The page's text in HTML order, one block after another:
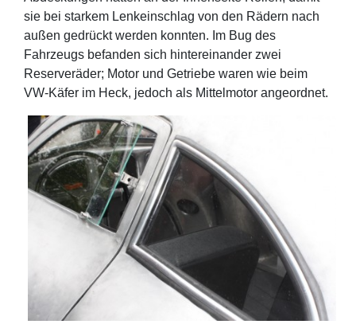
sie bei starkem Lenkeinschlag von den Rädern nach
außen gedrückt werden konnten. Im Bug des
Fahrzeugs befanden sich hintereinander zwei
Reserveräder; Motor und Getriebe waren wie beim
VW-Käfer im Heck, jedoch als Mittelmotor angeordnet.